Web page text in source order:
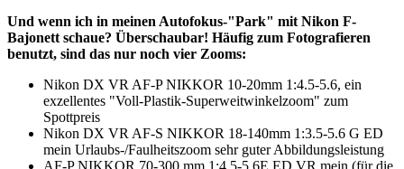
Und wenn ich in meinen Autofokus-"Park" mit Nikon F-
Bajonett schaue? Überschaubar! Häufig zum Fotografieren
benutzt, sind das nur noch vier Zooms:
Nikon DX VR AF-P NIKKOR 10-20mm 1:4.5-5.6, ein
exzellentes "Voll-Plastik-Superweitwinkelzoom" zum
Spottpreis
Nikon DX VR AF-S NIKKOR 18-140mm 1:3.5-5.6 G ED
mein Urlaubs-/Faulheitszoom sehr guter Abbildungsleistung
AF-P NIKKOR 70-300 mm 1:4,5-5,6E ED VR mein (für die